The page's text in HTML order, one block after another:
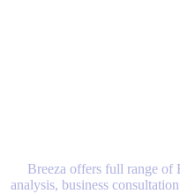
Breeza offers full range of
analysis, business